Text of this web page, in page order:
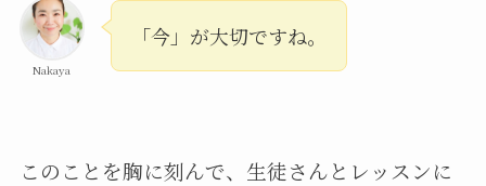
Nakaya
「今」が大切ですね。
このことを胸に刻んで、生徒さんとレッスンに